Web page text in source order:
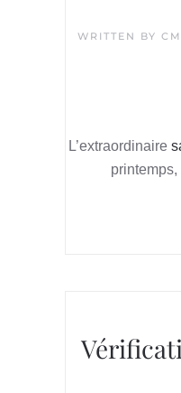
WRITTEN BY
L’extraordinaire